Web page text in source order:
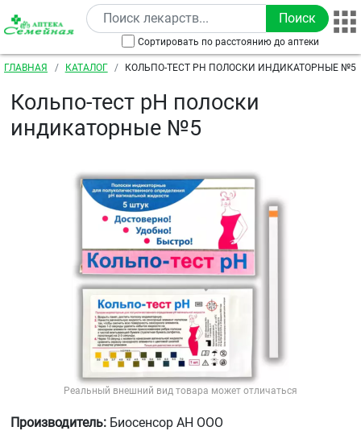
Перейти к основному содержанию
Сортировать по расстоянию до аптеки
Строка навигации
ГЛАВНАЯ КАТАЛОГ КОЛЬПО-ТЕСТ PН ПОЛОСКИ ИНДИКАТОРНЫЕ №5
Кольпо-тест pН полоски
индикаторные №5
Реальный внешний вид товара может отличаться
Производитель: Биосенсор АН ООО